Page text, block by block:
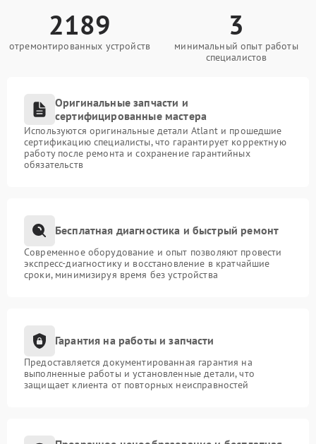
2189
отремонтированных устройств
3
минимальный опыт работы
специалистов
Оригинальные запчасти и
сертифицированные мастера
Используются оригинальные детали Atlant и прошедшие
сертификацию специалисты, что гарантирует корректную
работу после ремонта и сохранение гарантийных
обязательств
Бесплатная диагностика и быстрый ремонт
Современное оборудование и опыт позволяют провести
экспресс-диагностику и восстановление в кратчайшие
сроки, минимизируя время без устройства
Гарантия на работы и запчасти
Предоставляется документированная гарантия на
выполненные работы и установленные детали, что
защищает клиента от повторных неисправностей